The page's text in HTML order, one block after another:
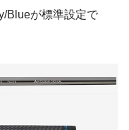
Blueが標準設定で